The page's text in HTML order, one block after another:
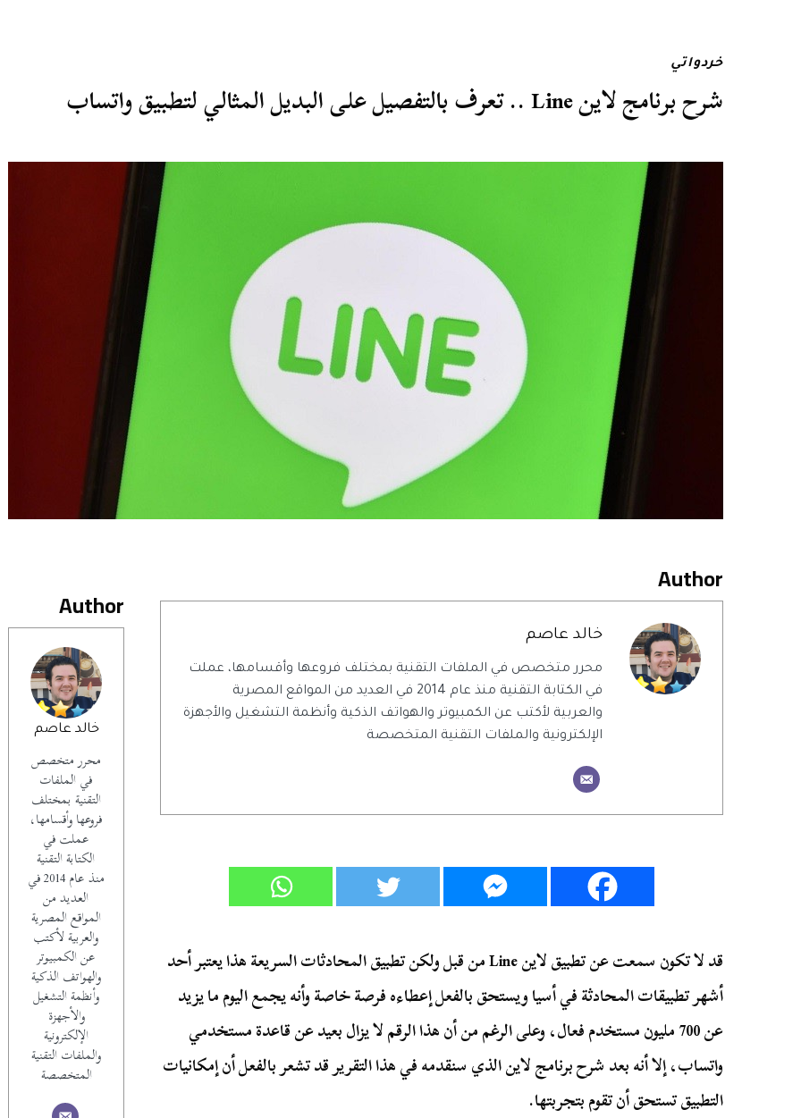
خردواتي
شرح برنامج لاين Line .. تعرف بالتفصيل على البديل المثالي لتطبيق واتساب
Author
خالد عاصم
محرر متخصص
في الملفات
التقنية بمختلف
فروعها وأقسامها،
عملت في
الكتابة التقنية
منذ عام 2014 في
العديد من
المواقع المصرية
والعربية لأكتب
عن الكمبيوتر
والهواتف الذكية
وأنظمة التشغيل
والأجهزة
الإلكترونية
والملفات التقنية
المتخصصة
Author
خالد عاصم
محرر متخصص في الملفات التقنية بمختلف فروعها وأقسامها، عملت
في الكتابة التقنية منذ عام 2014 في العديد من المواقع المصرية
والعربية لأكتب عن الكمبيوتر والهواتف الذكية وأنظمة التشغيل والأجهزة
الإلكترونية والملفات التقنية المتخصصة
قد لا تكون سمعت عن تطبيق لاين Line من قبل ولكن تطبيق المحادثات السريعة هذا يعتبر أحد
أشهر تطبيقات المحادثة في أسيا ويستحق بالفعل إعطاءه فرصة خاصة وأنه يجمع اليوم ما يزيد
عن 700 مليون مستخدم فعال، وعلى الرغم من أن هذا الرقم لا يزال بعيد عن قاعدة مستخدمي
واتساب، إلا أنه بعد شرح برنامج لاين الذي سنقدمه في هذا التقرير قد تشعر بالفعل أن إمكانيات
التطبيق تستحق أن تقوم بتجربتها.